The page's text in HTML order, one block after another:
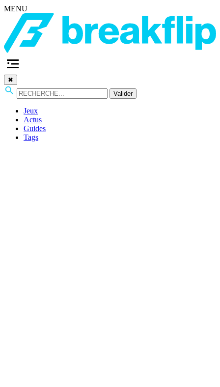
MENU
✖
Valider
Jeux
Actus
Guides
Tags